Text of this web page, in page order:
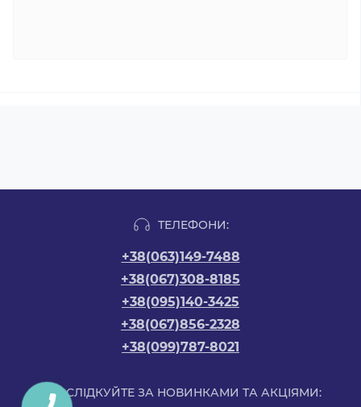
ТЕЛЕФОНИ:
+38(063)149-7488
+38(067)308-8185
+38(095)140-3425
+38(067)856-2328
+38(099)787-8021
СЛІДКУЙТЕ ЗА НОВИНКАМИ ТА АКЦІЯМИ: